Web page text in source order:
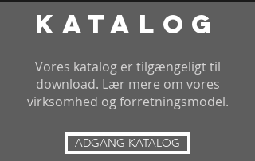
katalog
Vores katalog er tilgængeligt til
download. Lær mere om vores
virksomhed og forretningsmodel.
ADGANG KATALOG